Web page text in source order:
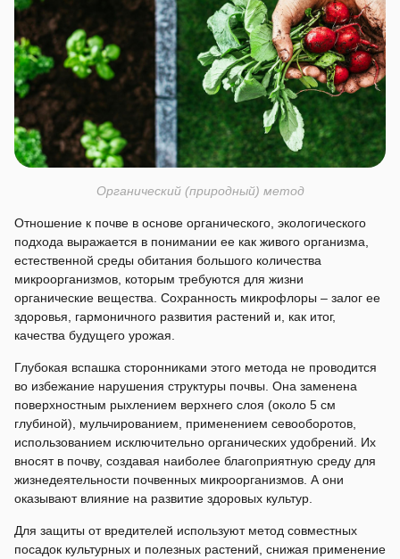
Органический (природный) метод
Отношение к почве в основе органического, экологического
подхода выражается в понимании ее как живого организма,
естественной среды обитания большого количества
микроорганизмов, которым требуются для жизни
органические вещества. Сохранность микрофлоры – залог ее
здоровья, гармоничного развития растений и, как итог,
качества будущего урожая.
Глубокая вспашка сторонниками этого метода не проводится
во избежание нарушения структуры почвы. Она заменена
поверхностным рыхлением верхнего слоя (около 5 см
глубиной), мульчированием, применением севооборотов,
использованием исключительно органических удобрений. Их
вносят в почву, создавая наиболее благоприятную среду для
жизнедеятельности почвенных микроорганизмов. А они
оказывают влияние на развитие здоровых культур.
Для защиты от вредителей используют метод совместных
посадок культурных и полезных растений, снижая применение